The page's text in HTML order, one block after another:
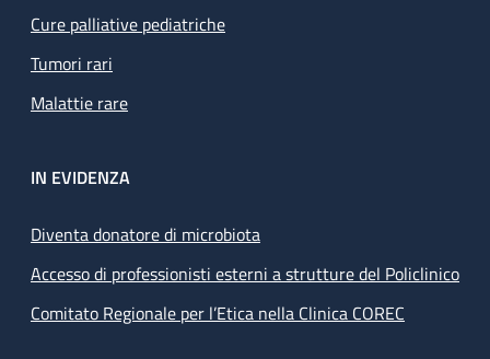
Cure palliative pediatriche
Tumori rari
Malattie rare
IN EVIDENZA
Diventa donatore di microbiota
Accesso di professionisti esterni a strutture del Policlinico
Comitato Regionale per l’Etica nella Clinica COREC